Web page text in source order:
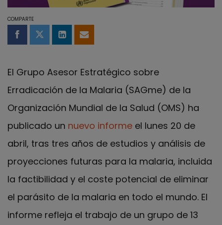
COMPARTE
Compartir en Facebook
Compartir en Twitter
Compartir en LinkedIn
Compartir por email
El Grupo Asesor Estratégico sobre
Erradicación de la Malaria (SAGme) de la
Organización Mundial de la Salud (OMS) ha
publicado un nuevo informe el lunes 20 de
abril, tras tres años de estudios y análisis de
proyecciones futuras para la malaria, incluida
la factibilidad y el coste potencial de eliminar
el parásito de la malaria en todo el mundo. El
informe refleja el trabajo de un grupo de 13